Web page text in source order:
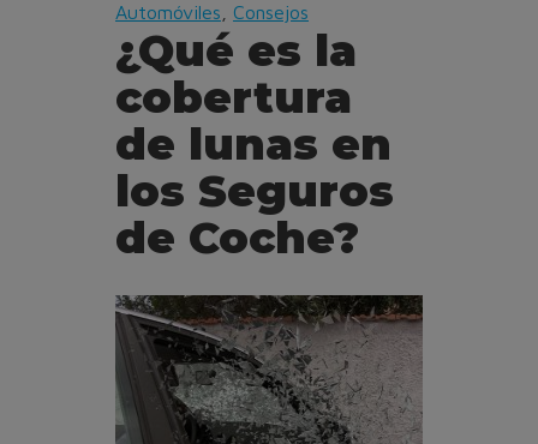
Automóviles Consejos
¿Qué es la
cobertura
de lunas en
los Seguros
de Coche?